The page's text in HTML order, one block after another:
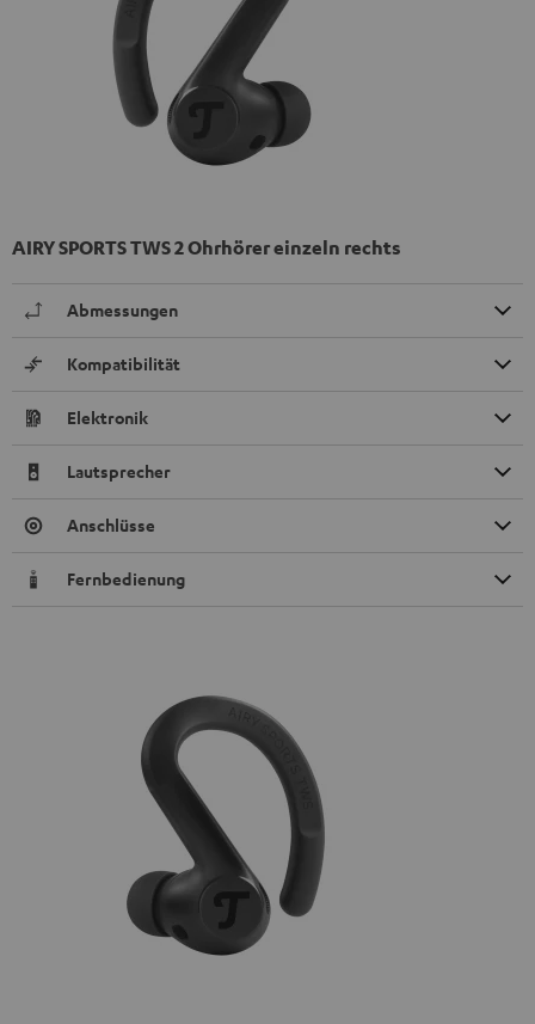
AIRY SPORTS TWS 2 Ohrhörer einzeln rechts
Abmessungen
Kompatibilität
Elektronik
Lautsprecher
Anschlüsse
Fernbedienung